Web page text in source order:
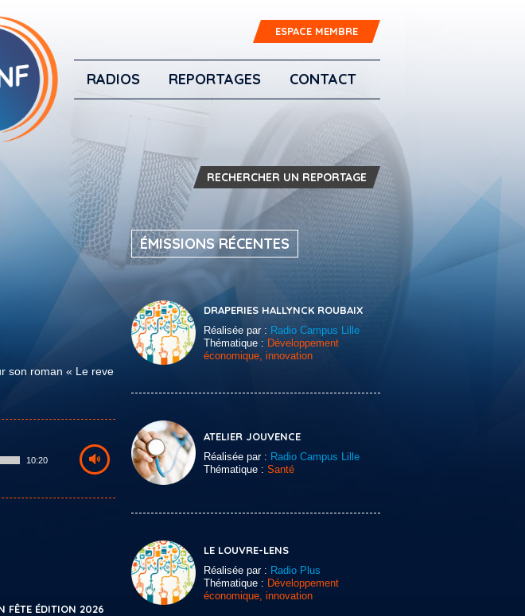
ESPACE MEMBRE
RADIOS REPORTAGES CONTACT
RECHERCHER UN REPORTAGE
son roman « Le reve
10:20
FÊTE ÉDITION 2026
ÉMISSIONS RÉCENTES
DRAPERIES HALLYNCK ROUBAIX
Réalisée par : Radio Campus Lille
Thématique : Développement
économique, innovation
ATELIER JOUVENCE
Réalisée par : Radio Campus Lille
Thématique : Santé
LE LOUVRE-LENS
Réalisée par : Radio Plus
Thématique : Développement
économique, innovation